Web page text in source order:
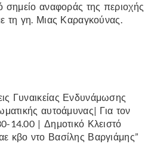
σημείο αναφοράς της περιοχής
τη γη. Μιας Καραγκούνας.
Γυναικείας Ενδυνάμωσης
αυτοάμυνας| Για τον
14.00 | Δημοτικό Κλειστό
κβο ντο Βασίλης Βαργιάμης”